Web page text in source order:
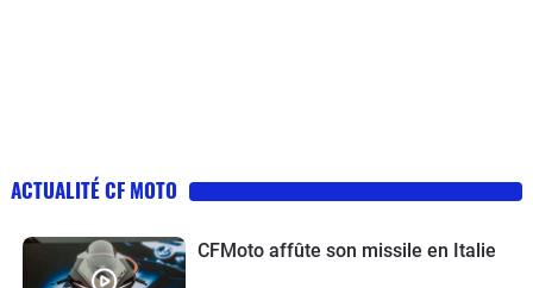
ACTUALITÉ CF MOTO
CFMoto affûte son missile en Italie